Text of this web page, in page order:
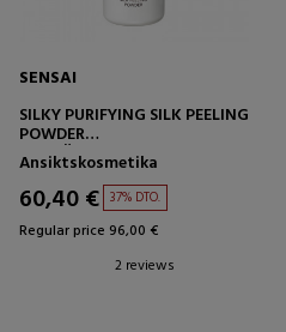
SENSAI
SILKY PURIFYING SILK PEELING
POWDER
RENGÖRANDE EXFOLIERANDE
PULVER
Ansiktskosmetika
60,40 € 37% DTO.
Regular price 96,00 €
2 reviews